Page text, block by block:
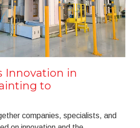
Innovation in
to
companies, specialists, and